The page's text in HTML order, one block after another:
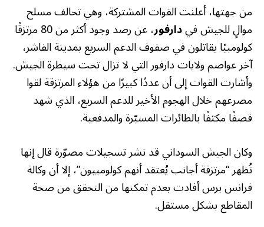
من جهتها، أعلنت القوات المشتركة، وهي تحالف مسلح
موالٍ للجيش فيدارفور ، عن رصد وجود أكثر من 80 مرتزقًا
كولومبيًا يقاتلون في صفوف الدعم السريع بمدينة الفاشر،
آخر عواصم ولايات دارفور التي لا تزال تحت سيطرة الجيش.
وأشارت القوات إلى أن عددًا كبيرًا من هؤلاء المرتزقة لقوا
مصرعهم خلال الهجوم الأخير للدعم السريع، الذي شهد
قصفًا مكثفًا بالطائرات المسيّرة والمدفعية.
وكان الجيش السوداني قد نشر تسجيلات مصوّرة قال إنها
تُظهر “مرتزقة أجانب يُعتقد أنهم كولومبيون”، إلا أن وكالة
فرانس برس أفادت بعدم تمكنها من التحقق من صحة
المقاطع بشكل مستقل.